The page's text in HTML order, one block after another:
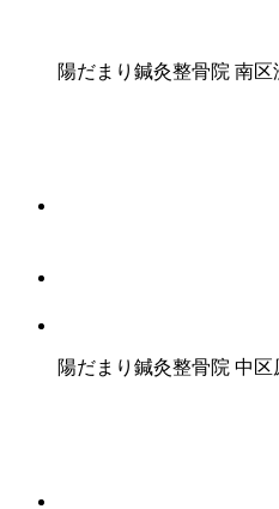
陽だまり鍼灸整骨院 南区
陽だまり鍼灸整骨院 中区